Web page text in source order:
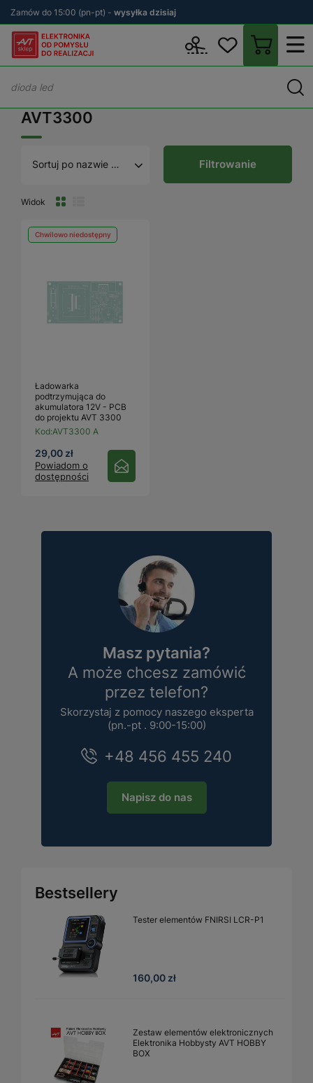
Zamów do 15:00 (pn-pt) - wysyłka dzisiaj
AVT3300
Sortuj po nazwie A - Z
Widok
Filtrowanie
Chwilowo niedostępny
Ładowarka
podtrzymująca do
akumulatora 12V - PCB
do projektu AVT 3300
Kod:AVT3300 A
29,00 zł
Powiadom o
dostępności
Masz pytania?
A może chcesz zamówić
przez telefon?
Skorzystaj z pomocy naszego eksperta
(pn.-pt . 9:00-15:00)
+48 456 455 240
Napisz do nas
Bestsellery
Tester elementów FNIRSI LCR-P1
160,00 zł
Zestaw elementów elektronicznych
Elektronika Hobbysty AVT HOBBY
BOX